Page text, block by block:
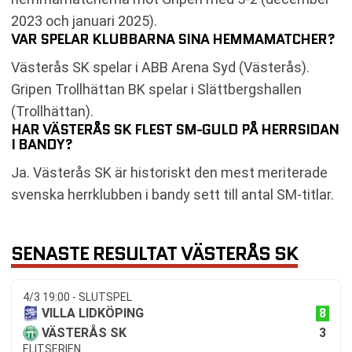
2023 och januari 2025).
VAR SPELAR KLUBBARNA SINA HEMMAMATCHER?
Västerås SK spelar i ABB Arena Syd (Västerås).
Gripen Trollhättan BK spelar i Slättbergshallen
(Trollhättan).
HAR VÄSTERÅS SK FLEST SM-GULD PÅ HERRSIDAN
I BANDY?
Ja. Västerås SK är historiskt den mest meriterade
svenska herrklubben i bandy sett till antal SM-titlar.
SENASTE RESULTAT VÄSTERÅS SK
4/3 19:00 - SLUTSPEL
VILLA LIDKÖPING
8
VÄSTERÅS SK
3
ELITSERIEN